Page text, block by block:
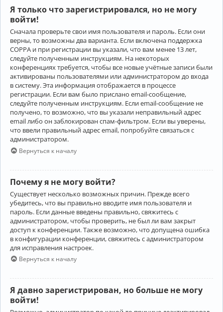
Я только что зарегистрировался, но не могу
войти!
Сначала проверьте свои имя пользователя и пароль. Если они
верны, то возможны два варианта. Если включена поддержка
COPPA и при регистрации вы указали, что вам менее 13 лет,
следуйте полученным инструкциям. На некоторых
конференциях требуется, чтобы все новые учётные записи были
активированы пользователями или администратором до входа
в систему. Эта информация отображается в процессе
регистрации. Если вам было прислано email-сообщение,
следуйте полученным инструкциям. Если email-сообщение не
получено, то возможно, что вы указали неправильный адрес
email либо он заблокирован спам-фильтром. Если вы уверены,
что ввели правильный адрес email, попробуйте связаться с
администратором.
Вернуться к началу
Почему я не могу войти?
Существует несколько возможных причин. Прежде всего
убедитесь, что вы правильно вводите имя пользователя и
пароль. Если данные введены правильно, свяжитесь с
администратором, чтобы проверить, не был ли вам закрыт
доступ к конференции. Также возможно, что допущена ошибка
в конфигурации конференции, свяжитесь с администратором
для исправления настроек.
Вернуться к началу
Я давно зарегистрирован, но больше не могу
войти!